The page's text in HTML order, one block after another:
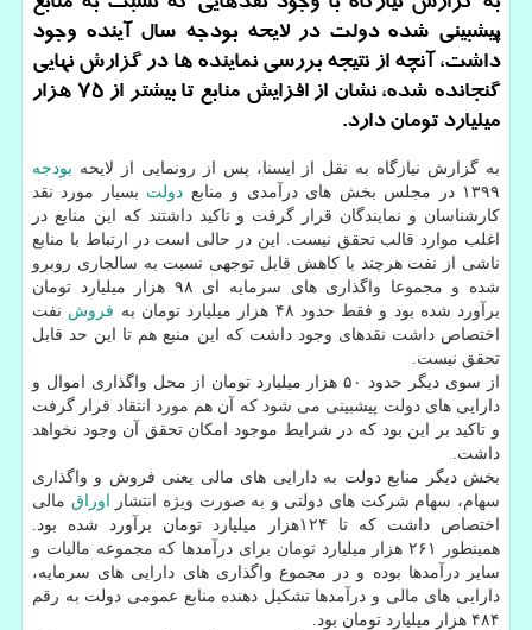
به گزارش نیازگاه با وجود نقدهایی كه نسبت به منابع
پیشبینی شده دولت در لایحه بودجه سال آینده وجود
داشت، آنچه از نتیجه بررسی نماینده ها در گزارش نهایی
گنجانده شده، نشان از افزایش منابع تا بیشتر از ۷۵ هزار
میلیارد تومان دارد.
به گزارش نیازگاه به نقل از ایسنا، پس از رونمایی از لایحه بودجه
۱۳۹۹ در مجلس بخش های درآمدی و منابع
دولت بسیار مورد نقد
كارشناسان و نمایندگان قرار گرفت و تاكید داشتند كه این منابع در
اغلب موارد قالب تحقق نیست. این در حالی است در ارتباط با منابع
ناشی از نفت هرچند با كاهش قابل توجهی نسبت به سالجاری روبرو
شده و مجموعا واگذاری های سرمایه ای ۹۸ هزار میلیارد تومان
برآورد شده بود و فقط حدود ۴۸ هزار میلیارد تومان به
فروش نفت
اختصاص داشت نقدهای وجود داشت كه این منبع هم تا این حد قابل
تحقق نیست.
از سوی دیگر حدود ۵۰ هزار میلیارد تومان از محل واگذاری اموال و
دارایی های دولت پیشبینی می شود كه آن هم مورد انتقاد قرار گرفت
و تاكید بر این بود كه در شرایط موجود امكان تحقق آن وجود نخواهد
داشت.
بخش دیگر منابع دولت به دارایی های مالی یعنی فروش و واگذاری
سهام، سهام شركت های دولتی و به صورت ویژه انتشار
اوراق مالی
اختصاص داشت كه تا ۱۲۴هزار میلیارد تومان برآورد شده بود.
همینطور ۲۶۱ هزار میلیارد تومان برای درآمدها كه مجموعه مالیات و
سایر درآمدها بوده و در مجموع واگذاری های دارایی های سرمایه،
دارایی های مالی و درآمدها تشكیل دهنده منابع عمومی دولت به رقم
۴۸۴ هزار میلیارد تومان بود.